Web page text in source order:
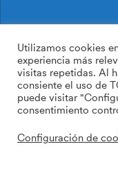
113.64$ /m2
Utilizamos cookies
experiencia más
visitas repetidas. Al
consiente el uso de
puede visitar
consentimiento
Configuración de